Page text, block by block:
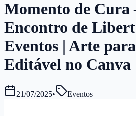
Momento de Cura
Encontro de
Eventos | Arte
Editável no Canva
21/07/2025• Eventos